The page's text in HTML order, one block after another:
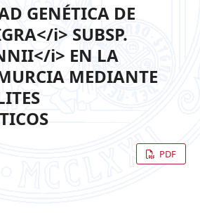
GENÉTICA DE
i> SUBSP.
i> EN LA
MEDIANTE
PDF